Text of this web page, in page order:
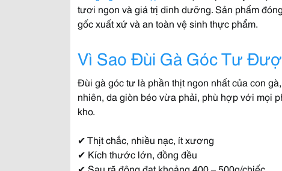
tươi ngon và giá trị dinh dưỡng. Sản phẩm
gốc xuất xứ và an toàn vệ sinh thực phẩm.
Vì Sao Đùi Gà Góc Tư
Đùi gà góc tư là phần thịt ngon nhất của con
nhiên, da giòn béo vừa phải, phù hợp với mọi
kho.
✔ Thịt chắc, nhiều nạc, ít xương
✔ Kích thước lớn, đồng đều